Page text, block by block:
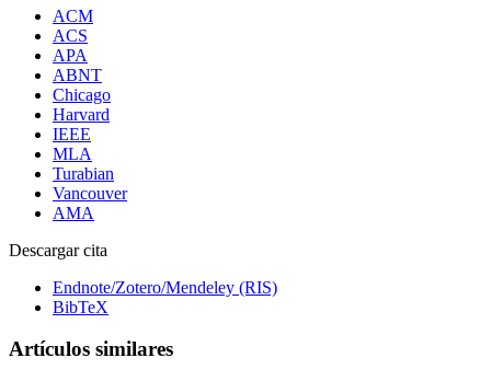
ACM
ACS
APA
ABNT
Chicago
Harvard
IEEE
MLA
Turabian
Vancouver
AMA
Descargar cita
Endnote/Zotero/Mendeley (RIS)
BibTeX
Artículos similares